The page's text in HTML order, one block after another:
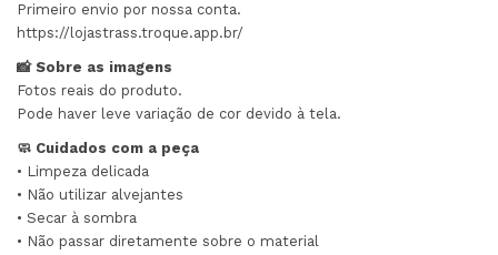
Primeiro envio por nossa conta.
https://lojastrass.troque.app.br/
📸 Sobre as imagens
Fotos reais do produto.
Pode haver leve variação de cor devido à tela.
🧼 Cuidados com a peça
• Limpeza delicada
• Não utilizar alvejantes
• Secar à sombra
• Não passar diretamente sobre o material